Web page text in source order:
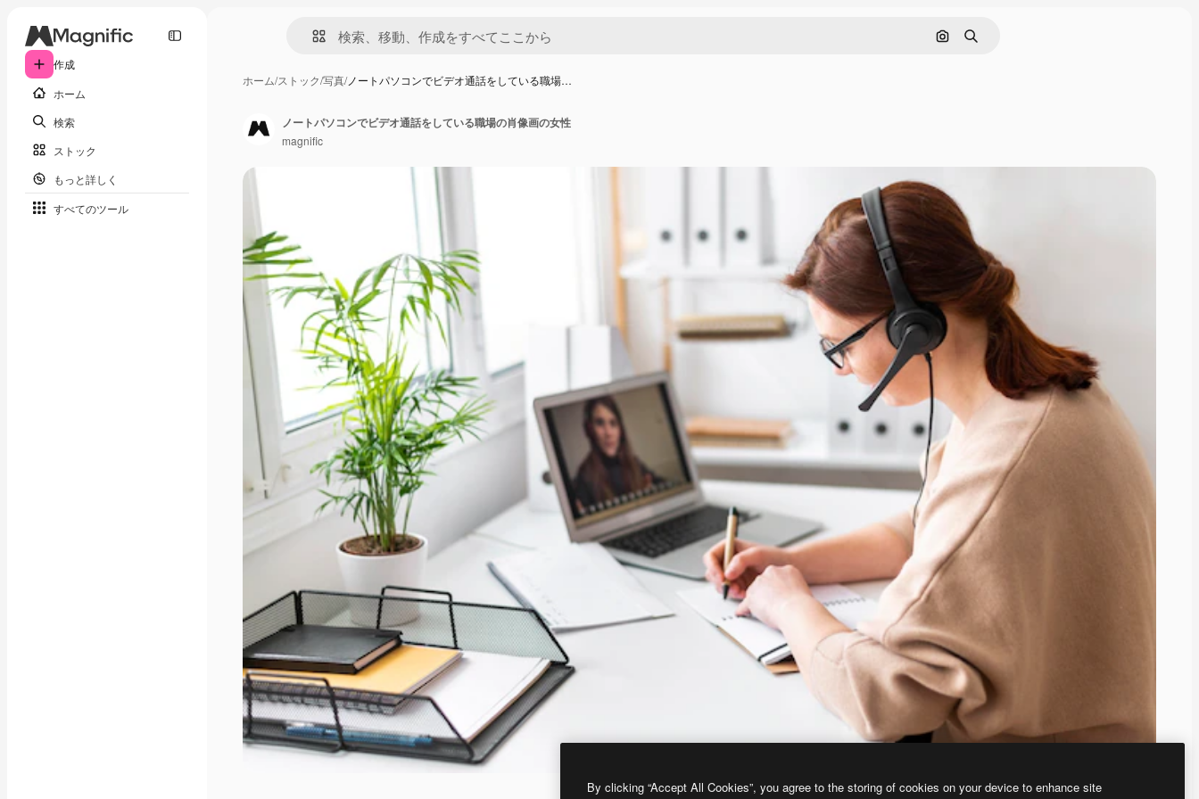
作成
ホーム
検索
ストック
もっと詳しく
すべてのツール
画像で検索
検索
ホーム/ストック/写真/ノートパソコンでビデオ通話をしている職場…
ノートパソコンでビデオ通話をしている職場の肖像画の女性
magnific
By clicking “Accept All Cookies”, you agree to the storing of cookies on your device to enhance site